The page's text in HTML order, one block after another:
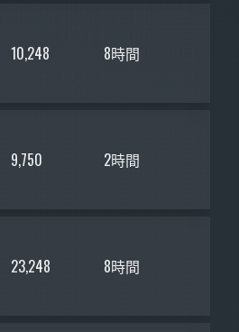
10,248 8時間
9,750 2時間
23,248 8時間